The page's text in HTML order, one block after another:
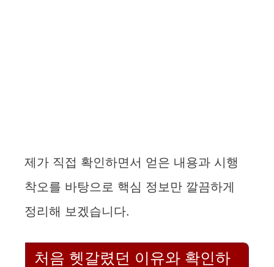
제가 직접 확인하면서 얻은 내용과 시행
착오를 바탕으로 핵심 정보만 깔끔하게
정리해 보겠습니다.
처음 헷갈렸던 이유와 확인하